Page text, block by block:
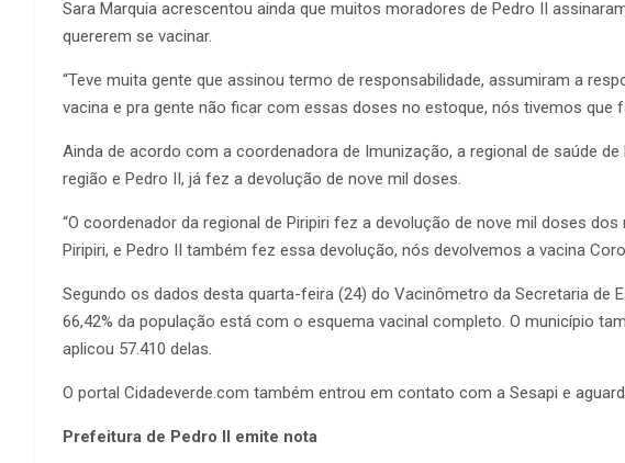
Sara Marquia acrescentou ainda que muitos moradores de Pedro II
quererem se vacinar.
“Teve muita gente que assinou termo de responsabilidade, assumiram a
vacina e pra gente não ficar com essas doses no estoque, nós tivemos que
Ainda de acordo com a coordenadora de Imunização, a regional de saúde
região e Pedro II, já fez a devolução de nove mil doses.
“O coordenador da regional de Piripiri fez a devolução de nove mil doses
Piripiri, e Pedro II também fez essa devolução, nós devolvemos a vacina
Segundo os dados desta quarta-feira (24) do Vacinômetro da Secretaria de
66,42% da população está com o esquema vacinal completo. O município
aplicou 57.410 delas.
O portal Cidadeverde.com também entrou em contato com a Sesapi e
Prefeitura de Pedro II emite nota